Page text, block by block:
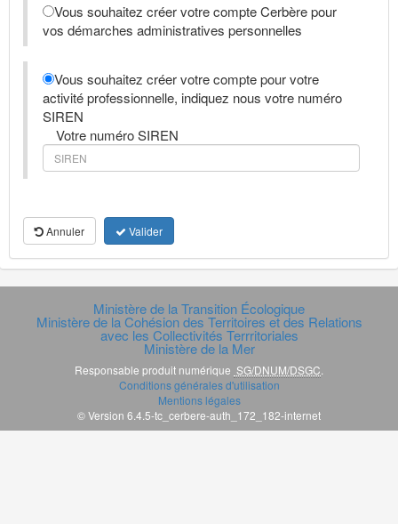
Vous souhaitez créer votre compte Cerbère pour
vos démarches administratives personnelles
Vous souhaitez créer votre compte pour votre
activité professionnelle, indiquez nous votre numéro
SIREN
Votre numéro SIREN
Annuler Valider
Ministère de la Transition Écologique
Ministère de la Cohésion des Territoires et des Relations
avec les Collectivités Terrritoriales
Ministère de la Mer
Responsable produit numérique SG/DNUM/DSGC
Conditions générales d'utilisation
Mentions légales
© Version 6.4.5-tc_cerbere-auth_172_182-internet